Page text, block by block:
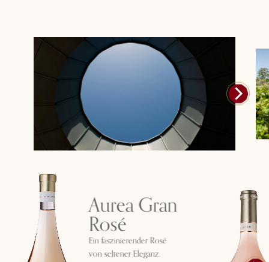
Aurea Gran
Rosé
Ein faszinierender Rosé
von seltener Eleganz.